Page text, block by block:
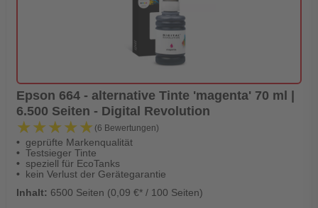
Epson 664 - alternative Tinte 'magenta' 70 ml |
6.500 Seiten - Digital Revolution
★★★★★
★★★★★ (6 Bewertungen)
geprüfte Markenqualität
Testsieger Tinte
speziell für EcoTanks
kein Verlust der Gerätegarantie
Inhalt: 6500 Seiten (0,09 €* / 100 Seiten)